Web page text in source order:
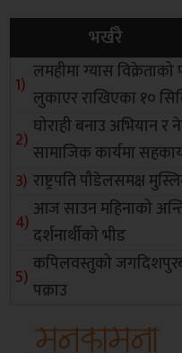
भर्खरै
लमहीमा ग्यास
लुकाएर राखिएका १०
घोराही बनाउ अभियान र
सामाजिक कार्यमा
राष्ट्रपति पौडेलसमक्ष
आज साउन महिनाको
दर्शनार्थीको भीड
कपिलवस्तुको
पक्राउ